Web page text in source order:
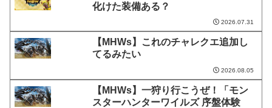
化けた装備ある？
2026.07.31
【MHWs】これのチャレクエ追加し
てるみたい
2026.08.05
【MHWs】一狩り行こうぜ！「モン
スターハンターワイルズ 序盤体験